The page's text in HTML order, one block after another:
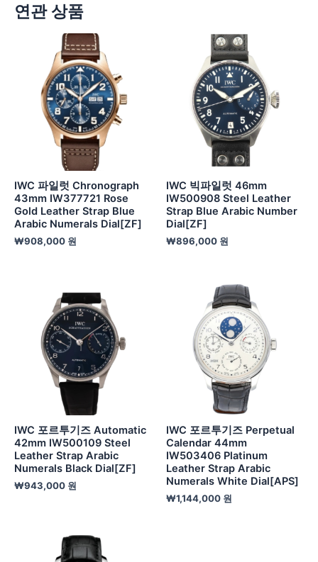
연관 상품
IWC 파일럿 Chronograph
43mm IW377721 Rose
Gold Leather Strap Blue
Arabic Numerals Dial[ZF]
₩908,000 원
IWC 빅파일럿 46mm
IW500908 Steel Leather
Strap Blue Arabic Number
Dial[ZF]
₩896,000 원
IWC 포르투기즈 Automatic
42mm IW500109 Steel
Leather Strap Arabic
Numerals Black Dial[ZF]
₩943,000 원
IWC 포르투기즈 Perpetual
Calendar 44mm
IW503406 Platinum
Leather Strap Arabic
Numerals White Dial[APS]
₩1,144,000 원